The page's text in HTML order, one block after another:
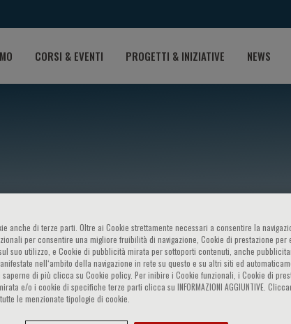
CORSI & EVENTI PROGETTI & INIZIATIVE NEWS
anche di terze parti. Oltre ai Cookie strettamente necessari a consentire la
per consentire una migliore fruibilità di navigazione, Cookie di prestazione per
suo utilizzo, e Cookie di pubblicità mirata per sottoporti contenuti, anche
nell‘ambito della navigazione in rete su questo e su altri siti ed
saperne di più clicca su Cookie policy. Per inibire i Cookie funzionali, i Cookie di
e/o i cookie di specifiche terze parti clicca su INFORMAZIONI AGGIUNTIVE.
le menzionate tipologie di cookie.